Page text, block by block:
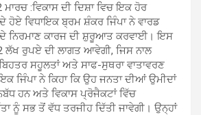
:ਵਿਕਾਸ ਦੀ ਦਿਸ਼ਾ ਵਿਚ ਇਕ ਹੋਰ
ਵਿਧਾਇਕ ਬ੍ਰਮ ਸ਼ੰਕਰ ਜਿੰਪਾ ਨੇ ਵਾਰਡ
ਨਿਰਮਾਣ ਕਾਰਜ ਦੀ ਸ਼ੁਰੂਆਤ ਕਰਵਾਈ। ਇਸ
ਲੱਖ ਰੁਪਏ ਦੀ ਲਾਗਤ ਆਵੇਗੀ, ਜਿਸ ਨਾਲ
ਸਹੂਲਤਾਂ ਅਤੇ ਸਾਫ-ਸੁਥਰਾ ਵਾਤਾਵਰਣ
ਜਿੰਪਾ ਨੇ ਕਿਹਾ ਕਿ ਉਹ ਜਨਤਾ ਦੀਆਂ ਉਮੀਦਾਂ
ਹਨ ਅਤੇ ਵਿਕਾਸ ਪ੍ਰੋਜੈਕਟਾਂ ਵਿੱਚ
ਨੂੰ ਸਭ ਤੋਂ ਵੱਧ ਤਰਜੀਹ ਦਿੱਤੀ ਜਾਵੇਗੀ। ਉਨ੍ਹਾਂ